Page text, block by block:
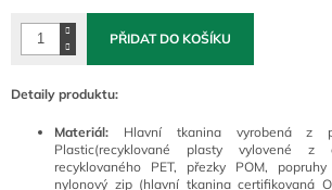
PŘIDAT DO KOŠÍKU
Detaily produktu:
Materiál: Hlavní tkanina vyrobená z
Plastic(recyklované plasty vylovené z
recyklovaného PET, přezky POM,
nylonový zip (hlavní tkanina certifikovaná